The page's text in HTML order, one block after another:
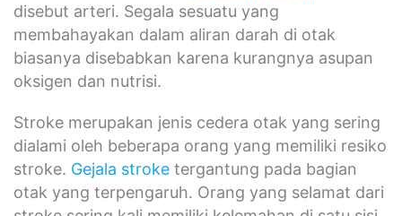
disebut arteri. Segala sesuatu yang
membahayakan dalam aliran darah di otak
biasanya disebabkan karena kurangnya asupan
oksigen dan nutrisi.
Stroke merupakan jenis cedera otak yang sering
dialami oleh beberapa orang yang memiliki resiko
stroke. Gejala stroke tergantung pada bagian
otak yang terpengaruh. Orang yang selamat dari